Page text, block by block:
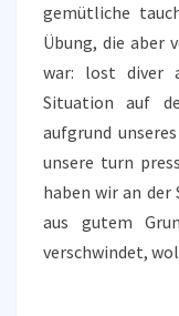
gemütliche
Übung, die aber
war: lost diver
Situation auf
aufgrund
unsere turn
haben wir an der
aus gutem
verschwindet,